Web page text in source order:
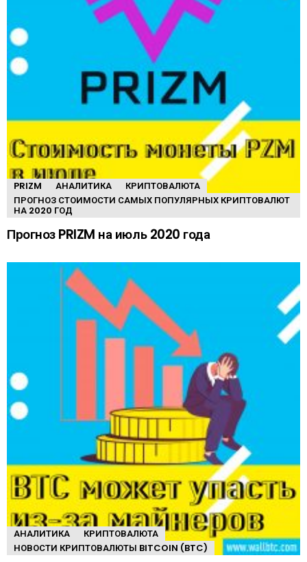
PRIZM АНАЛИТИКА
КРИПТОВАЛЮТА
ПРОГНОЗ СТОИМОСТИ САМЫХ ПОПУЛЯРНЫХ КРИПТОВАЛЮТ
НА 2020 ГОД
Прогноз PRIZM на июль 2020 года
АНАЛИТИКА
КРИПТОВАЛЮТА
НОВОСТИ КРИПТОВАЛЮТЫ BITCOIN (BTC)